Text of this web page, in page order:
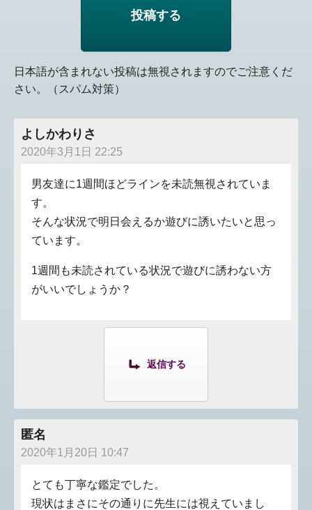
日本語が含まれない投稿は無視されますのでご注意くだ
さい。（スパム対策）
よしかわりさ
2020年3月1日 22:25
男友達に1週間ほどラインを未読無視されていま
す。
そんな状況で明日会えるか遊びに誘いたいと思っ
ています。
1週間も未読されている状況で遊びに誘わない方
がいいでしょうか？
返信する
匿名
2020年1月20日 10:47
とても丁寧な鑑定でした。
現状はまさにその通りに先生には視えていまし